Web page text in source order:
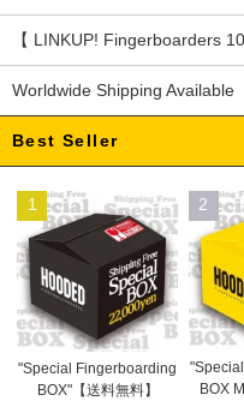
【 LINKUP! Fingerboarders
Worldwide Shipping Available
Best Seller
1
"Special Fingerboarding
BOX"【送料無料】
2
BOX